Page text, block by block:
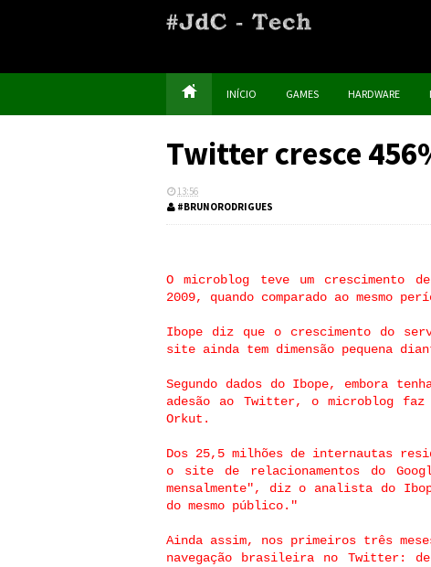
INÍCIO GAMES HARDWARE
Twitter cresce
13:56
#BRUNORODRIGUES
O microblog teve um crescimento
2009, quando comparado ao mesmo
Ibope diz que o crescimento do
site ainda tem dimensão pequena
Segundo dados do Ibope, embora
adesão ao Twitter, o microblog
Orkut.
Dos 25,5 milhões de internautas
o site de relacionamentos do
mensalmente", diz o analista do
do mesmo público."
Ainda assim, nos primeiros três
navegação brasileira no Twitter: